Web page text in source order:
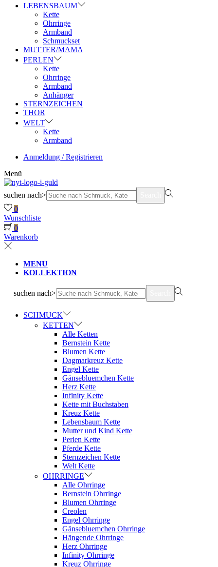
LEBENSBAUM
Kette
Ohrringe
Armband
Schmuckset
MUTTER/MAMA
PERLEN
Kette
Ohrringe
Armband
Anhänger
STERNZEICHEN
THOR
WELT
Kette
Armband
Anmeldung / Registrieren
Menü
suchen nach>
0
Wunschliste
0
Warenkorb
MENU
KOLLEKTION
suchen nach>
SCHMUCK
KETTEN
Alle Ketten
Bernstein Kette
Blumen Kette
Dagmarkreuz Kette
Engel Kette
Gänsebluemchen Kette
Herz Kette
Infinity Kette
Kette mit Buchstaben
Kreuz Kette
Lebensbaum Kette
Mutter und Kind Kette
Perlen Kette
Pferde Kette
Sternzeichen Kette
Welt Kette
OHRRINGE
Alle Ohrringe
Bernstein Ohrringe
Blumen Ohrringe
Creolen
Engel Ohrringe
Gänsebluemchen Ohrringe
Hängende Ohrringe
Herz Ohrringe
Infinity Ohrringe
Kreuz Ohrringe